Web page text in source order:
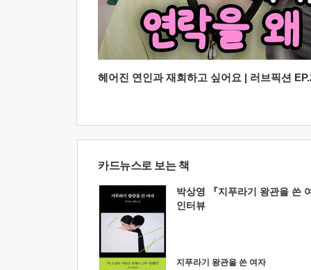
헤어진 연인과 재회하고 싶어요 | 러브픽션
카드뉴스로 보는 책
박상영 『지푸라기 왕관을 쓴
인터뷰
지푸라기 왕관을 쓴 여자